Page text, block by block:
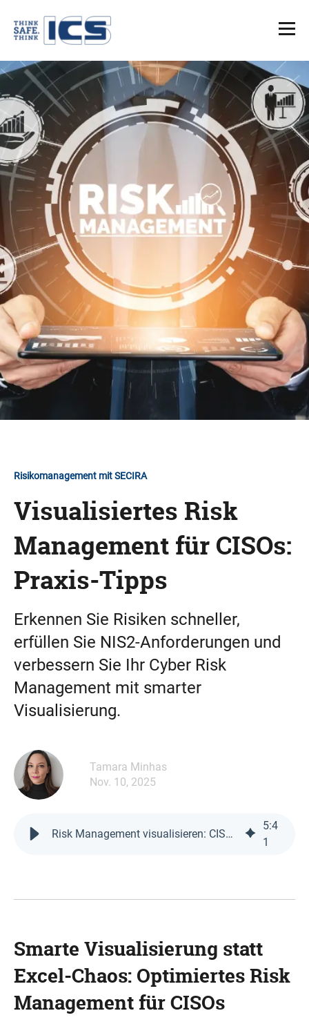
Risikomanagement mit SECIRA
Visualisiertes Risk
Management für CISOs:
Praxis-Tipps
Erkennen Sie Risiken schneller,
erfüllen Sie NIS2-Anforderungen und
verbessern Sie Ihr Cyber Risk
Management mit smarter
Visualisierung.
Tamara Minhas
Nov. 10, 2025
Risk Management visualisieren: CISO Must-Have | ICS
5:4
1
Smarte Visualisierung statt
Excel-Chaos: Optimiertes Risk
Management für CISOs